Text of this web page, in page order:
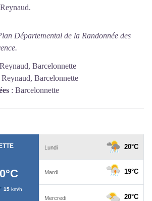
Départemental de la Randonnée des
Barcelonnette
Barcelonnette
: Barcelonnette